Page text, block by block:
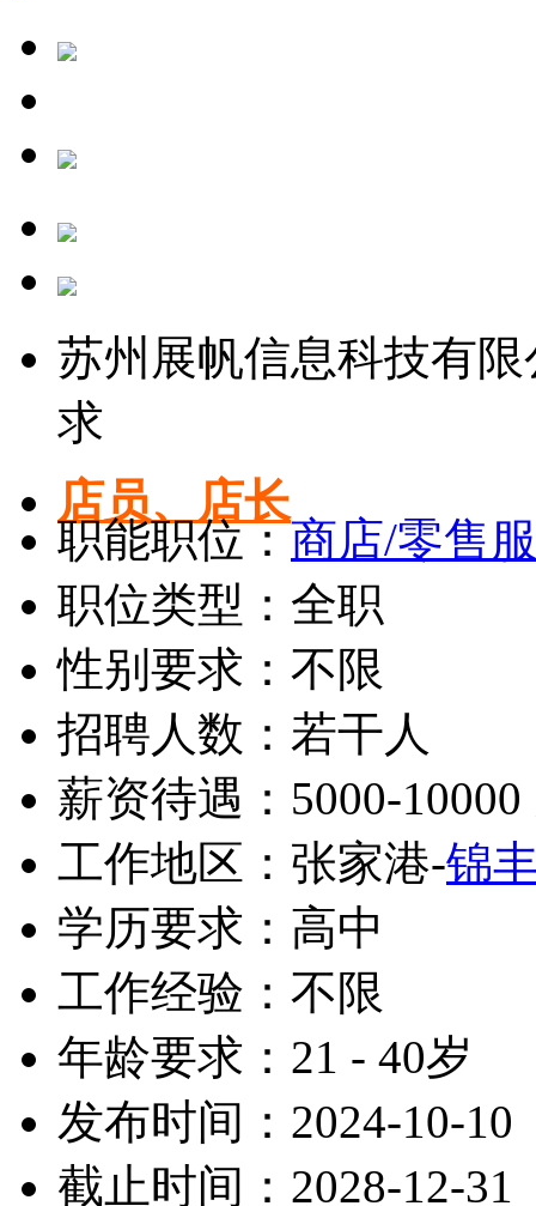
苏州展帆信息科技有
求
店员、店长
职能职位：商店/零售
职位类型：全职
性别要求：不限
招聘人数：若干人
薪资待遇：5000-
工作地区：张家港-锦
学历要求：高中
工作经验：不限
年龄要求：21 - 40岁
发布时间：2024-10-10
截止时间：2028-12-31